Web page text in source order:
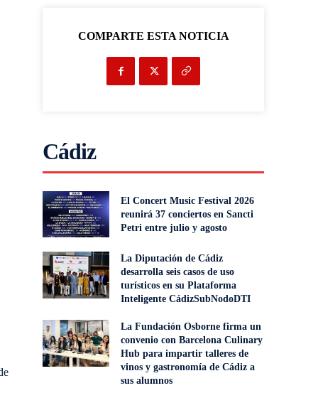
COMPARTE ESTA NOTICIA
Cádiz
El Concert Music Festival 2026
reunirá 37 conciertos en Sancti
Petri entre julio y agosto
La Diputación de Cádiz
desarrolla seis casos de uso
turísticos en su Plataforma
Inteligente CádizSubNodoDTI
La Fundación Osborne firma un
convenio con Barcelona Culinary
Hub para impartir talleres de
vinos y gastronomía de Cádiz a
sus alumnos